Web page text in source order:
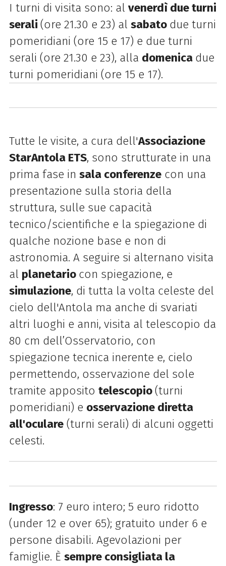
I turni di visita sono: al venerdì due turni
serali (ore 21.30 e 23) al sabato due turni
pomeridiani (ore 15 e 17) e due turni
serali (ore 21.30 e 23), alla domenica due
turni pomeridiani (ore 15 e 17).
Tutte le visite, a cura dell'Associazione
StarAntola ETS, sono strutturate in una
prima fase in sala conferenzecon una
presentazione sulla storia della
struttura, sulle sue capacità
tecnico/scientifiche e la spiegazione di
qualche nozione base e non di
astronomia. A seguire si alternano visita
al planetario con spiegazione, e
simulazione, di tutta la volta celeste del
cielo dell'Antola ma anche di svariati
altri luoghi e anni, visita al telescopio da
80 cm dell’Osservatorio, con
spiegazione tecnica inerente e, cielo
permettendo, osservazione del sole
tramite apposito telescopio(turni
pomeridiani) e osservazione diretta
all'oculare(turni serali) di alcuni oggetti
celesti.
Ingresso: 7 euro intero; 5 euro ridotto
(under 12 e over 65); gratuito under 6 e
persone disabili. Agevolazioni per
famiglie. È sempre consigliata la